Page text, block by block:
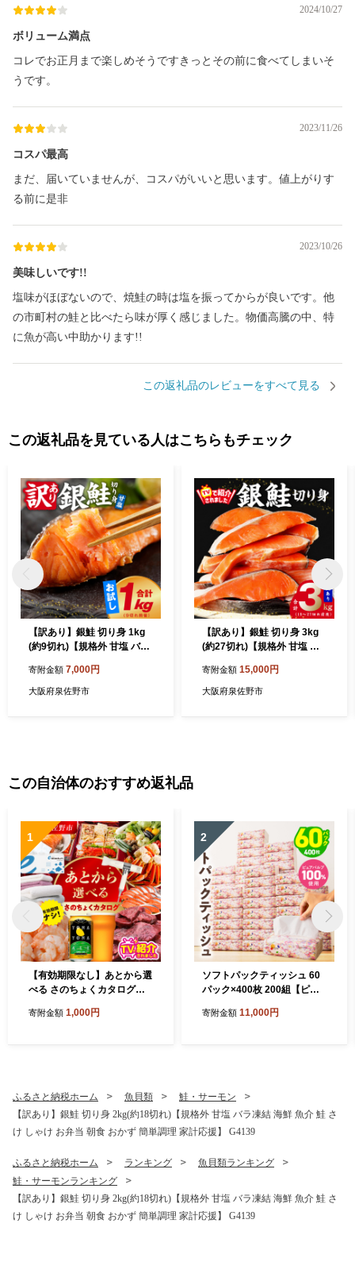
2024/10/27
ボリューム満点
コレでお正月まで楽しめそうですきっとその前に食べてしまいそ
うです。
2023/11/26
コスパ最高
まだ、届いていませんが、コスパがいいと思います。値上がりす
る前に是非
2023/10/26
美味しいです!!
塩味がほぼないので、焼鮭の時は塩を振ってからが良いです。他
の市町村の鮭と比べたら味が厚く感じました。物価高騰の中、特
に魚が高い中助かります!!
この返礼品のレビューをすべて見る
この返礼品を見ている人はこちらもチェック
【訳あり】銀鮭 切り身 1kg
(約9切れ)【規格外 甘塩 バラ
け お弁当 朝食 おかず 簡単調
理 家計応援】 G4232
寄附金額 7,000円
大阪府泉佐野市
【訳あり】銀鮭 切り身 3kg
(約27切れ)【規格外 甘塩 バ
ゃけ お弁当 朝食 おかず 簡単
調理 家計応援】 G4148
寄附金額 15,000円
大阪府泉佐野市
この自治体のおすすめ返礼品
1
【有効期限なし】あとから選
べる さのちょくカタログ
佐野市 ふるさとギフト 4000
寄附金額 1,000円
2
ソフトパックティッシュ 60
パック×400枚 200組【ピュ
急上昇 まとめ買い 日用品 常
寄附金額 11,000円
ふるさと納税ホーム 魚貝類
鮭・サーモン
【訳あり】銀鮭 切り身 2kg(約18切れ)【規格外 甘塩 バラ凍結 海鮮 魚介 鮭 さ
け しゃけ お弁当 朝食 おかず 簡単調理 家計応援】 G4139
ふるさと納税ホーム ランキング
魚貝類ランキング
鮭・サーモンランキング
【訳あり】銀鮭 切り身 2kg(約18切れ)【規格外 甘塩 バラ凍結 海鮮 魚介 鮭 さ
け しゃけ お弁当 朝食 おかず 簡単調理 家計応援】 G4139